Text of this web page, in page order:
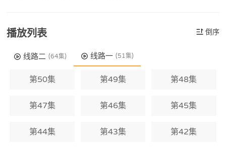
播放列表 倒序
线路二 (64集) 线路一 (51集)
第50集 第49集 第48集
第47集 第46集 第45集
第44集 第43集 第42集